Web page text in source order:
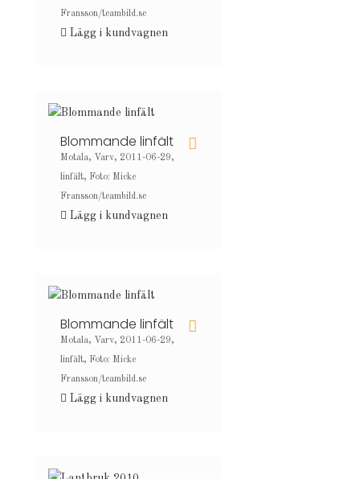
Fransson/teambild.se
Lägg i kundvagnen
Blommande linfält
Motala, Varv, 2011-06-29,
linfält, Foto: Micke
Fransson/teambild.se
Lägg i kundvagnen
Blommande linfält
Motala, Varv, 2011-06-29,
linfält, Foto: Micke
Fransson/teambild.se
Lägg i kundvagnen